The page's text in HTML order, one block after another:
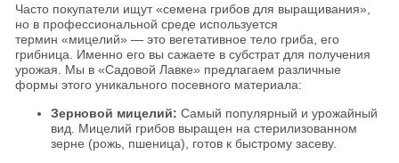
Часто покупатели ищут «семена грибов для выращивания»,
но в профессиональной среде используется
термин «мицелий» — это вегетативное тело гриба, его
грибница. Именно его вы сажаете в субстрат для получения
урожая. Мы в «Садовой Лавке» предлагаем различные
формы этого уникального посевного материала:
Зерновой мицелий: Самый популярный и урожайный
вид. Мицелий грибов выращен на стерилизованном
зерне (рожь, пшеница), готов к быстрому засеву.